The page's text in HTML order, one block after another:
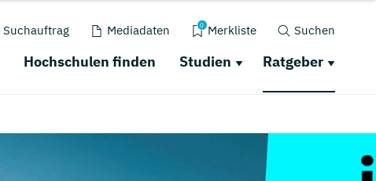
Suchauftrag Mediadaten 0 Merkliste Suchen
Hochschulen finden Studien Ratgeber